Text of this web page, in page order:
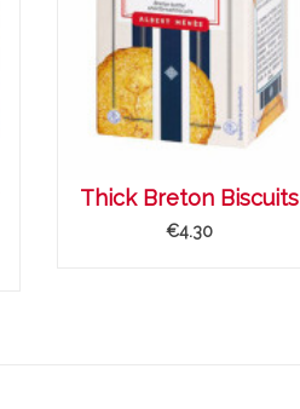
Thick Breton Biscuits
€4.30